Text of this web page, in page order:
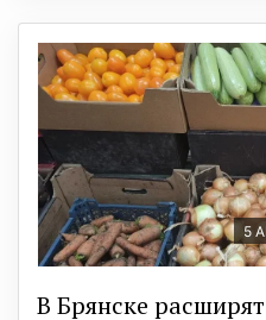
5
В Брянске